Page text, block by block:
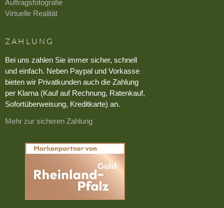
Auftragsfotografie
Virtuelle Realität
ZAHLUNG
Bei uns zahlen Sie immer sicher, schnell
und einfach. Neben Paypal und Vorkasse
bieten wir Privatkunden auch die Zahlung
per Klarna (Kauf auf Rechnung, Ratenkauf,
Sofortüberweisung, Kreditkarte) an.
Mehr zur sicheren Zahlung